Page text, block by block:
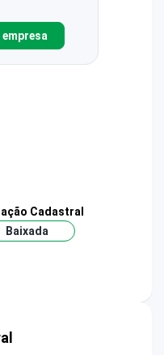
Cadastral
Baixada